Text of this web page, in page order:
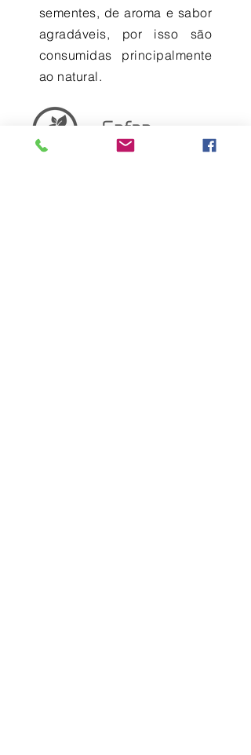
sementes, de aroma e sabor
agradáveis, por isso são
consumidas principalmente
ao natural.
Safra